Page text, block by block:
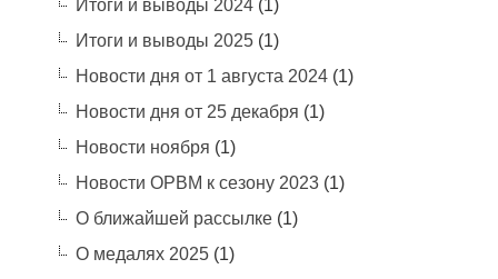
Итоги и выводы 2024(1)
Итоги и выводы 2025(1)
Новости дня от 1 августа 2024(1)
Новости дня от 25 декабря (1)
Новости ноября (1)
Новости ОРВМ к сезону 2023(1)
О ближайшей рассылке(1)
О медалях 2025(1)